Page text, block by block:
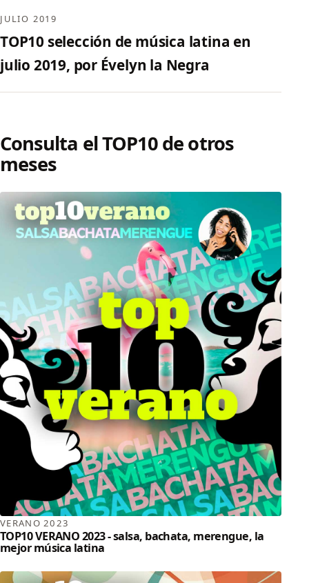
JULIO 2019
TOP10 selección de música latina en
julio 2019, por Évelyn la Negra
Consulta el TOP10 de otros
meses
VERANO 2023
TOP10 VERANO 2023 - salsa, bachata, merengue, la
mejor música latina